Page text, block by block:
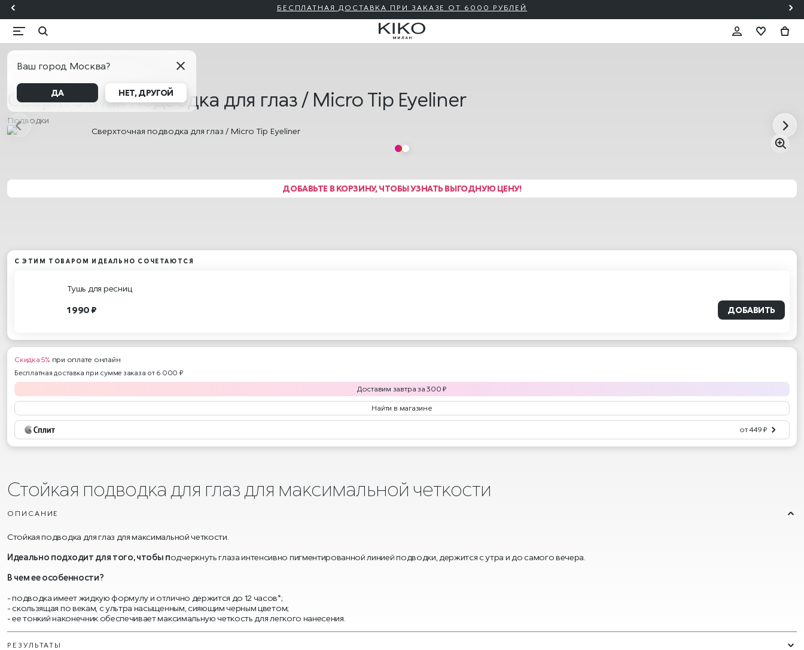
ПОДАРОЧНАЯ КАРТА KIKO МИЛАН 🎁 — КУПИТЬ
Ваш город Москва?
ДА НЕТ, ДРУГОЙ
KIKO Милан
Сверхточная подводка для глаз / Micro Tip Eyeliner
Подводки
ДОБАВЬТЕ В КОРЗИНУ, ЧТОБЫ УЗНАТЬ ВЫГОДНУЮ ЦЕНУ!
С ЭТИМ ТОВАРОМ ИДЕАЛЬНО СОЧЕТАЮТСЯ
Тушь для ресниц
1 990 ₽ ДОБАВИТЬ
Скидка 5% при оплате онлайн
Бесплатная доставка при сумме заказа от 6 000 ₽
Доставим завтра за300 ₽
Найти в магазине
от 449 ₽
Стойкая подводка для глаз для максимальной четкости
ОПИСАНИЕ
Стойкая подводка для глаз для максимальной четкости.
Идеально подходит для того, чтобы подчеркнуть глаза интенсивно пигментированной линией подводки, держится с утра и до самого вечера.
В чем ее особенности?
- подводка имеет жидкую формулу и отлично держится до 12 часов*;
- скользящая по векам, с ультра насыщенным, сияющим черным цветом;
- ее тонкий наконечник обеспечивает максимальную четкость для легкого нанесения.
РЕЗУЛЬТАТЫ